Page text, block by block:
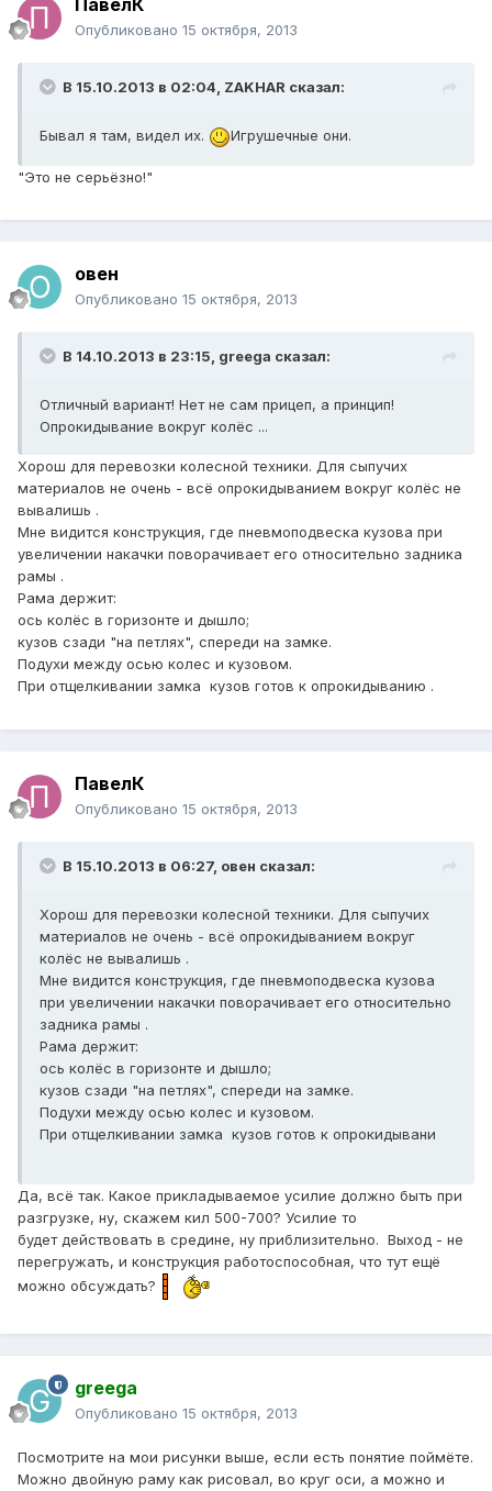
ПавелК
Опубликовано 15 октября, 2013
В 15.10.2013 в 02:04, ZAKHAR сказал:
Бывал я там, видел их. Игрушечные они.
"Это не серьёзно!"
овен
Опубликовано 15 октября, 2013
В 14.10.2013 в 23:15, greega сказал:
Отличный вариант! Нет не сам прицеп, а принцип!
Опрокидывание вокруг колёс ...
Хорош для перевозки колесной техники. Для сыпучих
материалов не очень - всё опрокидыванием вокруг колёс не
вывалишь .
Мне видится конструкция, где пневмоподвеска кузова при
увеличении накачки поворачивает его относительно задника
рамы .
Рама держит:
ось колёс в горизонте и дышло;
кузов сзади "на петлях", спереди на замке.
Подухи между осью колес и кузовом.
При отщелкивании замка кузов готов к опрокидыванию .
ПавелК
Опубликовано 15 октября, 2013
В 15.10.2013 в 06:27, овен сказал:
Хорош для перевозки колесной техники. Для сыпучих
материалов не очень - всё опрокидыванием вокруг
колёс не вывалишь .
Мне видится конструкция, где пневмоподвеска кузова
при увеличении накачки поворачивает его относительно
задника рамы .
Рама держит:
ось колёс в горизонте и дышло;
кузов сзади "на петлях", спереди на замке.
Подухи между осью колес и кузовом.
При отщелкивании замка кузов готов к опрокидывани
Да, всё так. Какое прикладываемое усилие должно быть при
разгрузке, ну, скажем кил 500-700? Усилие то
будет действовать в средине, ну приблизительно. Выход - не
перегружать, и конструкция работоспособная, что тут ещё
можно обсуждать?
greega
Опубликовано 15 октября, 2013
Посмотрите на мои рисунки выше, если есть понятие поймёте.
Можно двойную раму как рисовал, во круг оси, а можно и